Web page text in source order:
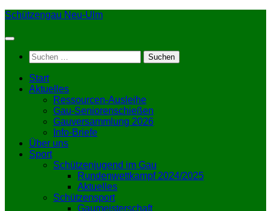
Zum
springen
Schützengau Neu-Ulm
Suchen
nach:
Start
Aktuelles
Ressourcen-Ausleihe
Gau-Seniorenschießen
Gauversammlung 2026
Info-Briefe
Über uns
Sport
Schützenjugend im Gau
Rundenwettkampf 2024/2025
Aktuelles
Schützensport
Gaumeisterschaft